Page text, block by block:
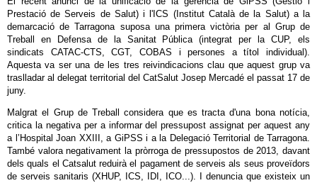
Prestació de Serveis de Salut) i l'ICS (Institut Català de la Salut) a la
demarcació de Tarragona suposa una primera victòria per al Grup de
Treball en Defensa de la Sanitat Pública (integrat per la CUP, els
sindicats CATAC-CTS, CGT, COBAS i persones a títol individual).
Aquesta va ser una de les tres reivindicacions clau que aquest grup va
traslladar al delegat territorial del CatSalut Josep Mercadé el passat 17 de
juny.
Malgrat el Grup de Treball considera que es tracta d'una bona notícia,
critica la negativa per a informar del pressupost assignat per aquest any
a l’Hospital Joan XXIII, a GiPSS i a la Delegació Territorial de Tarragona.
També valora negativament la pròrroga de pressupostos de 2013, davant
dels quals el Catsalut reduirà el pagament de serveis als seus proveïdors
de serveis sanitaris (XHUP, ICS, IDI, ICO...). I denuncia que existeix un